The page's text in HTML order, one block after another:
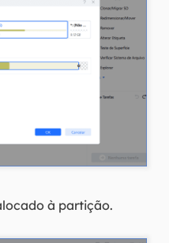
à partição.